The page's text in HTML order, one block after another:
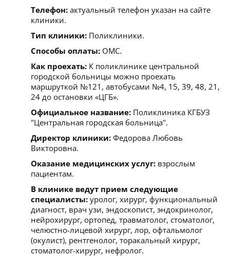
Телефон: актуальный телефон указан на сайте
клиники.
Тип клиники: Поликлиники.
Способы оплаты: ОМС.
Как проехать: К поликлинике центральной
городской больницы можно проехать
маршруткой №121, автобусами №4, 15, 39, 48, 21,
24 до остановки «ЦГБ».
Официальное название: Поликлиника КГБУЗ
"Центральная городская больница".
Директор клиники: Федорова Любовь
Викторовна.
Оказание медицинских услуг: взрослым
пациентам.
В клинике ведут прием следующие
специалисты: уролог, хирург, функциональный
диагност, врач узи, эндоскопист, эндокринолог,
нейрохирург, ортопед, травматолог, стоматолог,
челюстно-лицевой хирург, лор, офтальмолог
(окулист), рентгенолог, торакальный хирург,
стоматолог-хирург, нефролог.